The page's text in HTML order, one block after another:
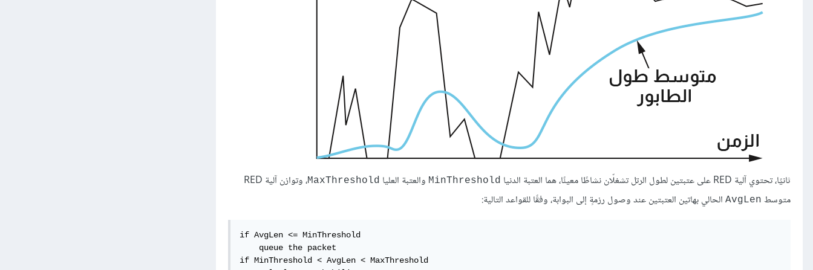
ثانيًا، تحتوي آلية RED على عتبتين لطول الرتل تشغلّان نشاطًا معينًا، هما العتبة الدنيا MinThreshold والعتبة العليا MaxThreshold
، وتوازن آلية RED
متوسط AvgLen الحالي بهاتين العتبتين عند وصول رزمةٍ إلى البوابة، وفقًا للقواعد التالية:
if AvgLen <= MinThreshold
    queue the packet
if MinThreshold < AvgLen < MaxThreshold